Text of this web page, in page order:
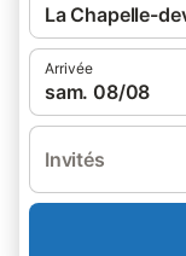
La Chapelle-
Arrivée
sam. 08/08
Invités